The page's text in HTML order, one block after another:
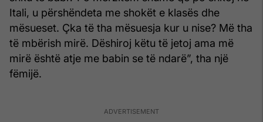
Itali, u përshëndeta me shokët e klasës dhe
mësueset. Çka të tha mësuesja kur u nise? Më tha
të mbërish mirë. Dëshiroj këtu të jetoj ama më
mirë është atje me babin se të ndarë”, tha një
fëmijë.